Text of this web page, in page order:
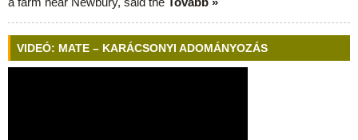
VIDEÓ: MATE – KARÁCSONYI ADOMÁNYOZÁS